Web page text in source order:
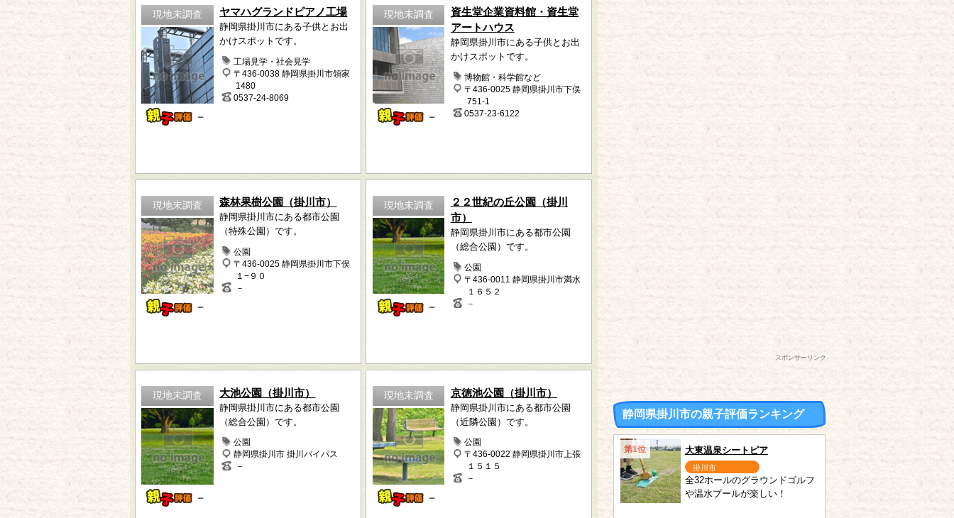
現地未調査
－
ヤマハグランドピアノ工場
静岡県掛川市にある子供とお出
かけスポットです。
工場見学・社会見学
〒436-0038 静岡県掛川市領家
1480
0537-24-8069
現地未調査
－
資生堂企業資料館・資生堂
アートハウス
静岡県掛川市にある子供とお出
かけスポットです。
博物館・科学館など
〒436-0025 静岡県掛川市下俣
751-1
0537-23-6122
現地未調査
－
森林果樹公園（掛川市）
静岡県掛川市にある都市公園
（特殊公園）です。
公園
〒436-0025 静岡県掛川市下俣
１−９０
－
現地未調査
－
２２世紀の丘公園（掛川
市）
静岡県掛川市にある都市公園
（総合公園）です。
公園
〒436-0011 静岡県掛川市満水
１６５２
－
現地未調査
－
大池公園（掛川市）
静岡県掛川市にある都市公園
（総合公園）です。
公園
静岡県掛川市 掛川バイパス
－
現地未調査
－
京徳池公園（掛川市）
静岡県掛川市にある都市公園
（近隣公園）です。
公園
〒436-0022 静岡県掛川市上張
１５１５
－
スポンサーリンク
静岡県掛川市の親子評価ランキング
第1位 大東温泉シートピア
掛川市
全32ホールのグラウンドゴルフ
や温水プールが楽しい！